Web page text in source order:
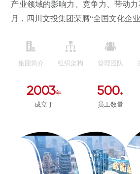
产业领域的影响力、竞争力、带动力
月，四川文投集团荣膺“全国文化企业

集团简介

组织架构

管理团队
2003年
成立于
500+
员工数量